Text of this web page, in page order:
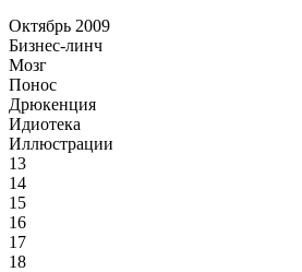
Октябрь 2009
Бизнес-линч
Мозг
Понос
Дрюкенция
Идиотека
Иллюстрации
13
14
15
16
17
18